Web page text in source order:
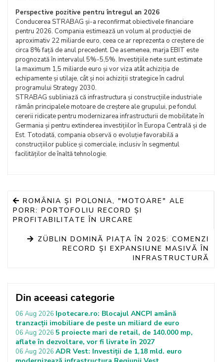
Perspective pozitive pentru întregul an 2026
Conducerea STRABAG și-a reconfirmat obiectivele financiare
pentru 2026. Compania estimează un volum al producției de
aproximativ 22 miliarde euro, ceea ce ar reprezenta o creștere de
circa 8% față de anul precedent. De asemenea, marja EBIT este
prognozată în intervalul 5%-5,5%. Investițiile nete sunt estimate
la maximum 1,5 miliarde euro și vor viza atât achiziția de
echipamente și utilaje, cât și noi achiziții strategice în cadrul
programului Strategy 2030.
STRABAG subliniază că infrastructura și construcțiile industriale
rămân principalele motoare de creștere ale grupului, pe fondul
cererii ridicate pentru modernizarea infrastructurii de mobilitate în
Germania și pentru extinderea investițiilor în Europa Centrală și de
Est. Totodată, compania observă o evoluție favorabilă a
construcțiilor publice și comerciale, inclusiv în segmentul
facilităților de înaltă tehnologie.
ROMÂNIA ȘI POLONIA, "MOTOARE" ALE
PORR: PORTOFOLIU RECORD ȘI
PROFITABILITATE ÎN URCARE
ZÜBLIN DOMINĂ PIAȚA ÎN 2025: COMENZI
RECORD ȘI EXPANSIUNE MASIVĂ ÎN
INFRASTRUCTURĂ
Din aceeasi categorie
06 Aug 2026 Ipotecare.ro: Blocajul ANCPI amână
tranzacții imobiliare de peste un miliard de euro
06 Aug 2026 5 proiecte mari de retail, de 140.000 mp,
aflate în dezvoltare, vor fi livrate în 2027
06 Aug 2026 ADR Vest: Investiții de 1,18 mld. euro